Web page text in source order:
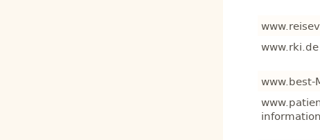
www.rki.de
www.best-